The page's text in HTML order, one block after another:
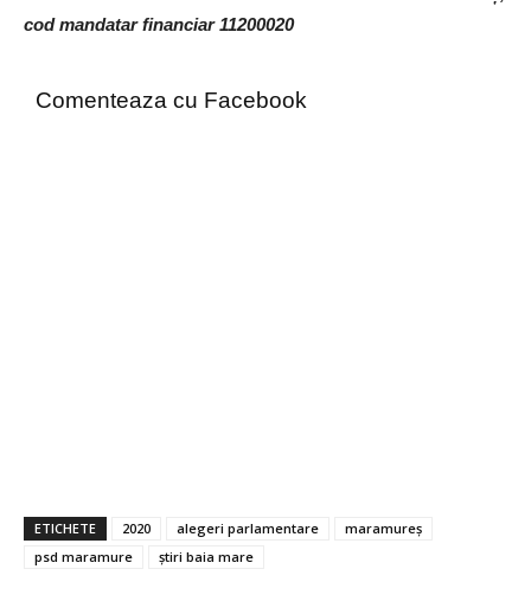
cod mandatar financiar 11200020
Comenteaza cu Facebook
ETICHETE 2020 alegeri parlamentare
maramureș
psd maramure
știri baia mare